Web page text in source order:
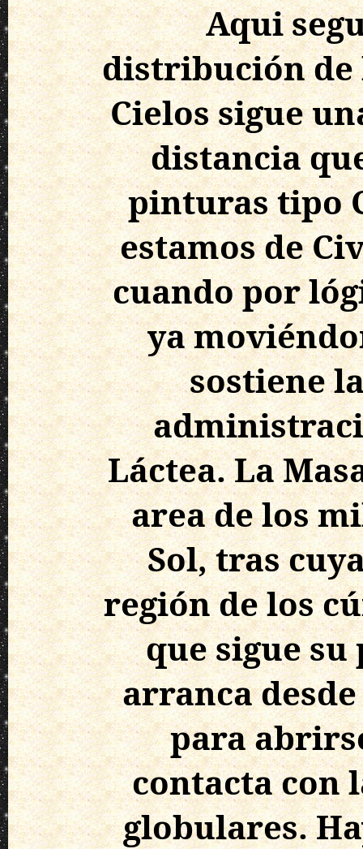
Aqui
distribución de
Cielos sigue
distancia
pinturas tipo
estamos de
cuando por
ya
sostiene
Láctea. La
area de los
Sol, tras
región de los
que sigue
arranca
para
contacta con
globulares.